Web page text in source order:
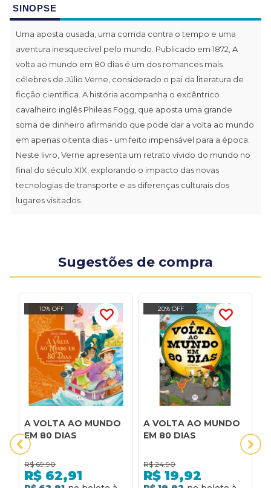
SINOPSE
Uma aposta ousada, uma corrida contra o tempo e uma
aventura inesquecível pelo mundo. Publicado em 1872, A
volta ao mundo em 80 dias é um dos romances mais
célebres de Júlio Verne, considerado o pai da literatura de
ficção científica. A história acompanha o excêntrico
cavalheiro inglês Phileas Fogg, que aposta uma grande
soma de dinheiro afirmando que pode dar a volta ao mundo
em apenas oitenta dias - um feito impensável para a época.
Neste livro, Verne apresenta um retrato vívido do mundo no
final do século XIX, explorando o impacto das novas
tecnologias de transporte e as diferenças culturais dos
lugares visitados.
Sugestões de compra
10% OFF
A VOLTA AO MUNDO
EM 80 DIAS
R$ 69,90
R$ 62,91
20% OFF
A VOLTA AO MUNDO
EM 80 DIAS
R$ 24,90
R$ 19,92